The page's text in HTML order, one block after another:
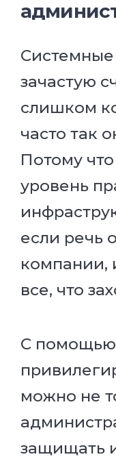
зачастую
слишком
часто так
Потому
уровень
если речь
компании,
все, что
С помощью
можно не
защищать